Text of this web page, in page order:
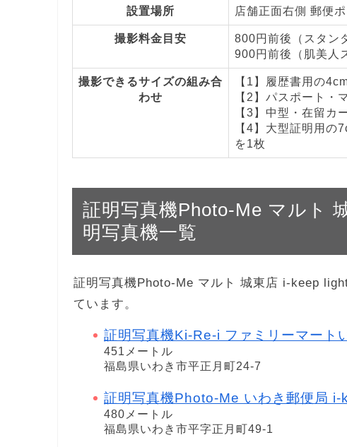
設置場所 店舗正面右側 郵便
撮影料金目安
800円前後（スタン
900円前後（肌美人
撮影できるサイズの組み合
わせ
【1】履歴書用の
【2】パスポート・
【3】中型・在留
【4】大型証明用
を1枚
証明写真機Photo-Me マルト
明写真機一覧
証明写真機Photo-Me マルト 城東店 i-keep
ています。
証明写真機Ki-Re-i ファミリーマート
451メートル
福島県いわき市平正月町24-7
証明写真機Photo-Me いわき郵便局
480メートル
福島県いわき市平字正月町49-1